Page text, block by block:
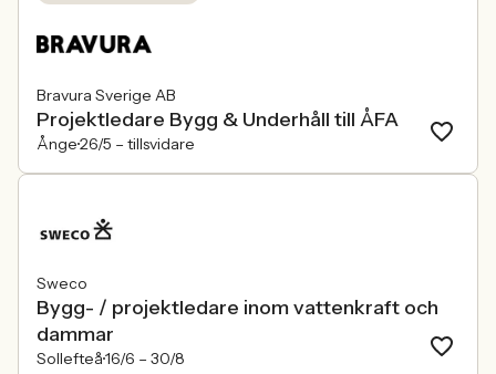
Bravura Sverige AB
Projektledare Bygg & Underhåll till ÅFA
Ånge26/5 – tillsvidare
Sweco
Bygg- / projektledare inom vattenkraft och
dammar
Sollefteå16/6 – 30/8